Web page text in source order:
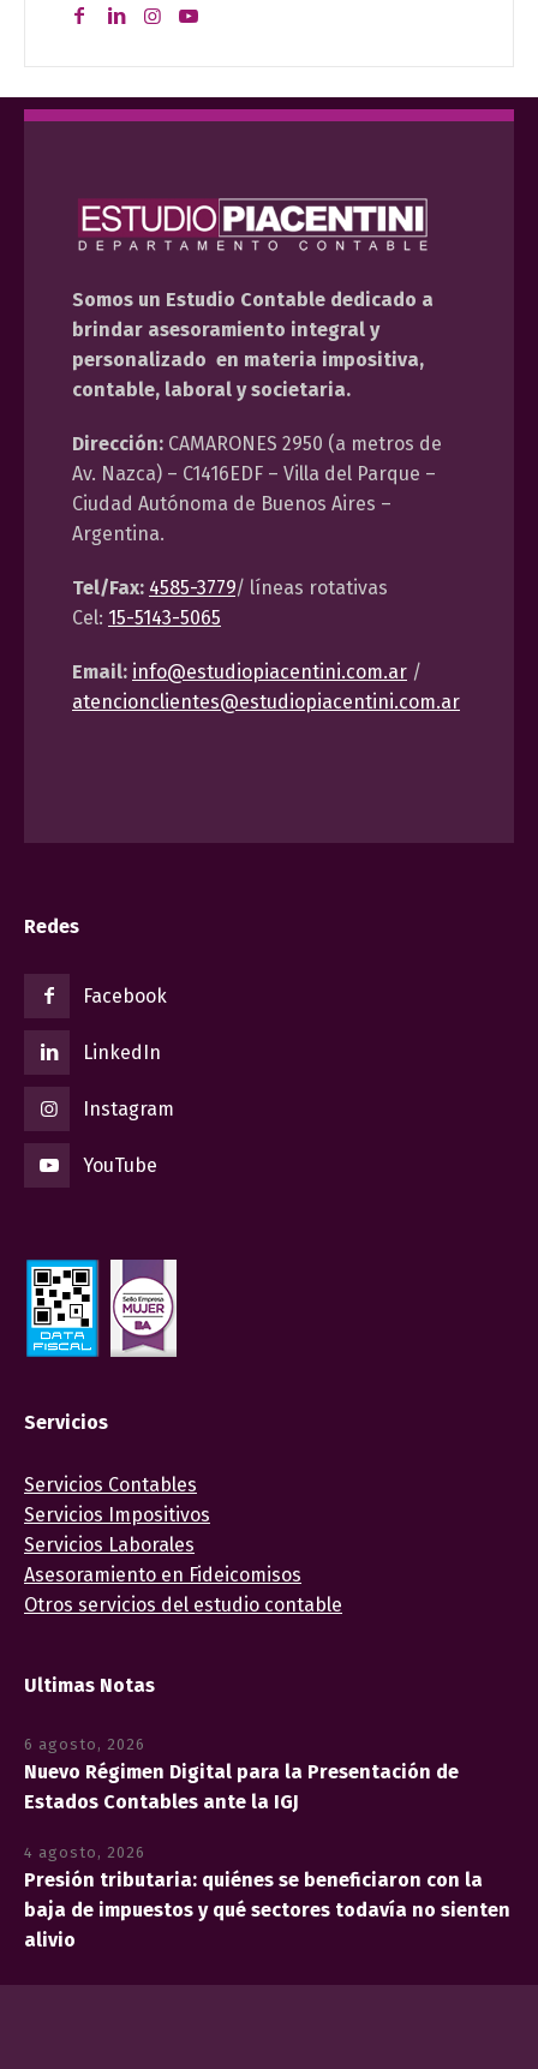
Somos un Estudio Contable dedicado a
brindar asesoramiento integral y
personalizado en materia impositiva,
contable, laboral y societaria.
Dirección: CAMARONES 2950 (a metros de
Av. Nazca) – C1416EDF – Villa del Parque –
Ciudad Autónoma de Buenos Aires –
Argentina.
Tel/Fax: 4585-3779/ líneas rotativas
Cel: 15-5143-5065
Email: info@estudiopiacentini.com.ar /
atencionclientes@estudiopiacentini.com.ar
Redes
Facebook
LinkedIn
Instagram
YouTube
Servicios
Servicios Contables
Servicios Impositivos
Servicios Laborales
Asesoramiento en Fideicomisos
Otros servicios del estudio contable
Ultimas Notas
6 agosto, 2026
Nuevo Régimen Digital para la Presentación de
Estados Contables ante la IGJ
4 agosto, 2026
Presión tributaria: quiénes se beneficiaron con la
baja de impuestos y qué sectores todavía no sienten
alivio